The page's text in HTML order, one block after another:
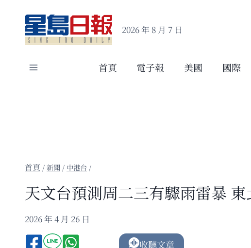
content
2026 年 8 月 7 日
首頁 電子報 美國 國際
/新聞 / 中港台 /
天文台預測周二三有驟雨雷暴
2026 年 4 月 26 日
收聽文章